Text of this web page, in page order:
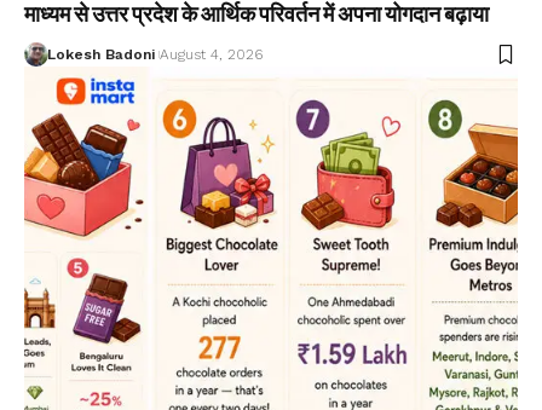
माध्यम से उत्तर प्रदेश के आर्थिक परिवर्तन में अपना योगदान बढ़ाया
Lokesh Badoni August 4, 2026